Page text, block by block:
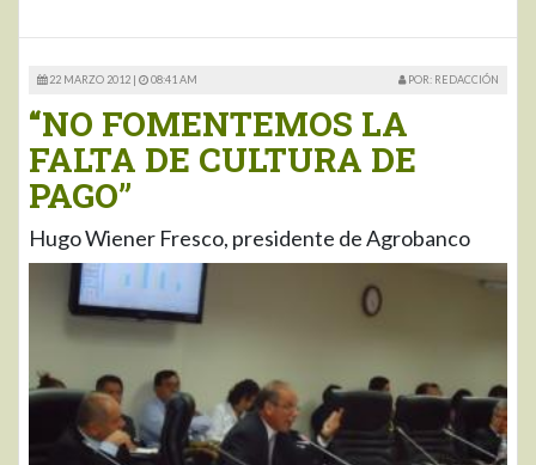
22 MARZO 2012 | 08:41 AM POR: REDACCIÓN
“NO FOMENTEMOS LA
FALTA DE CULTURA DE
PAGO”
Hugo Wiener Fresco, presidente de Agrobanco